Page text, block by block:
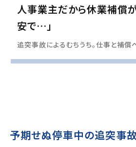
人事業主だから休業補償
安で…」
追突事故によるむちうち。仕事と補償
予期せぬ停車中の追突事